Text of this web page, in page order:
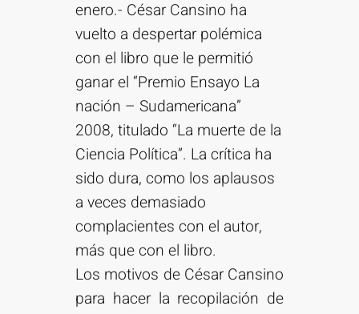
enero.- César Cansino ha
vuelto a despertar polémica
con el libro que le permitió
ganar el “Premio Ensayo La
nación – Sudamericana”
2008, titulado “La muerte de la
Ciencia Política”. La crítica ha
sido dura, como los aplausos
a veces demasiado
complacientes con el autor,
más que con el libro.
Los motivos de César Cansino
para hacer la recopilación de